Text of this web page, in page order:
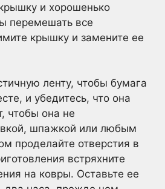
и хорошенько
перемешать все
крышку и замените ее
ленту, чтобы бумага
и убедитесь, что она
чтобы она не
шпажкой или любым
проделайте отверстия в
встряхните
на ковры. Оставьте ее